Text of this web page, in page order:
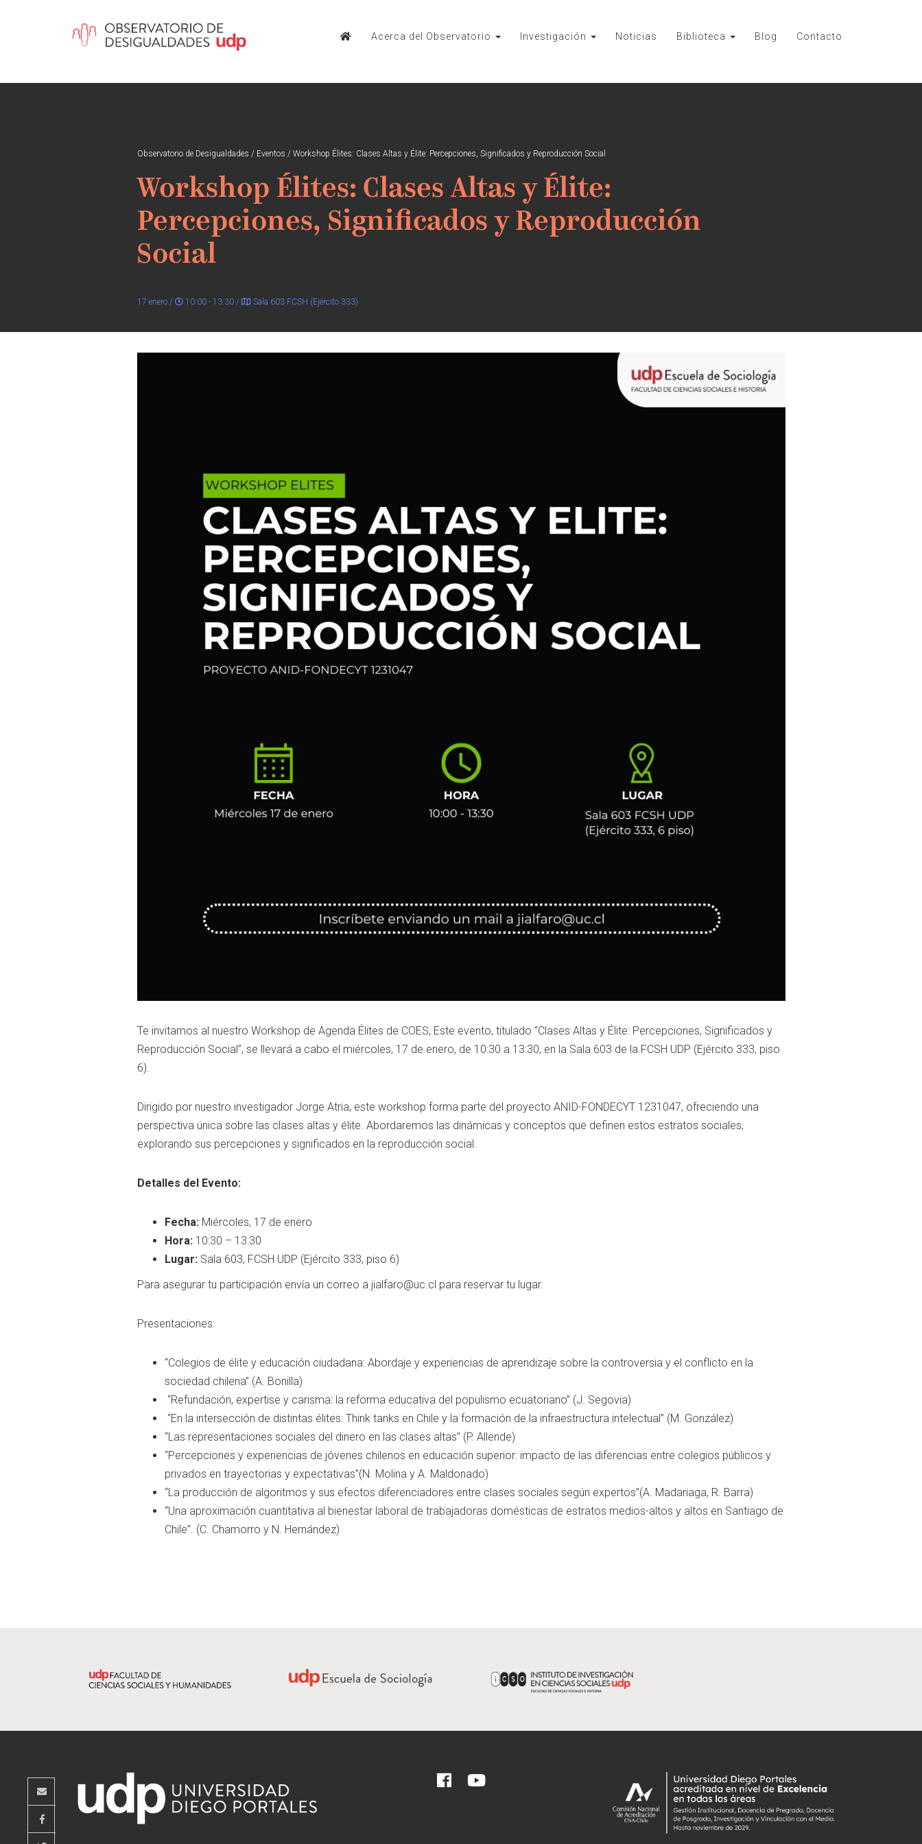
Acerca del Observatorio Investigación Noticias Biblioteca Blog Contacto
Observatorio de Desigualdades / Eventos / Workshop Élites: Clases Altas y Élite: Percepciones, Significados y Reproducción Social
Workshop Élites: Clases Altas y Élite:
Percepciones, Significados y Reproducción
Social
17 enero / 10:00 - 13:30 / Sala 603 FCSH (Ejército 333)
Te invitamos al nuestro Workshop de Agenda Élites de COES, Este evento, titulado “Clases Altas y Élite: Percepciones, Significados y
Reproducción Social”, se llevará a cabo el miércoles, 17 de enero, de 10:30 a 13:30, en la Sala 603 de la FCSH UDP (Ejército 333, piso
6).
Dirigido por nuestro investigador Jorge Atria, este workshop forma parte del proyecto ANID-FONDECYT 1231047, ofreciendo una
perspectiva única sobre las clases altas y élite. Abordaremos las dinámicas y conceptos que definen estos estratos sociales,
explorando sus percepciones y significados en la reproducción social.
Detalles del Evento:
Fecha:Miércoles, 17 de enero
Hora:10:30 – 13:30
Lugar:Sala 603, FCSH UDP (Ejército 333, piso 6)
Para asegurar tu participación envía un correo a jialfaro@uc.cl para reservar tu lugar.
Presentaciones:
“Colegios de élite y educación ciudadana: Abordaje y experiencias de aprendizaje sobre la controversia y el conflicto en la
sociedad chilena” (A. Bonilla)
“Refundación, expertise y carisma: la reforma educativa del populismo ecuatoriano” (J. Segovia)
“En la intersección de distintas élites: Think tanks en Chile y la formación de la infraestructura intelectual” (M. González)
“Las representaciones sociales del dinero en las clases altas” (P. Allende)
“Percepciones y experiencias de jóvenes chilenos en educación superior: impacto de las diferencias entre colegios públicos y
privados en trayectorias y expectativas”(N. Molina y A. Maldonado)
“La producción de algoritmos y sus efectos diferenciadores entre clases sociales según expertos”(A. Madariaga, R. Barra)
“Una aproximación cuantitativa al bienestar laboral de trabajadoras domésticas de estratos medios-altos y altos en Santiago de
Chile”. (C. Chamorro y N. Hernández)